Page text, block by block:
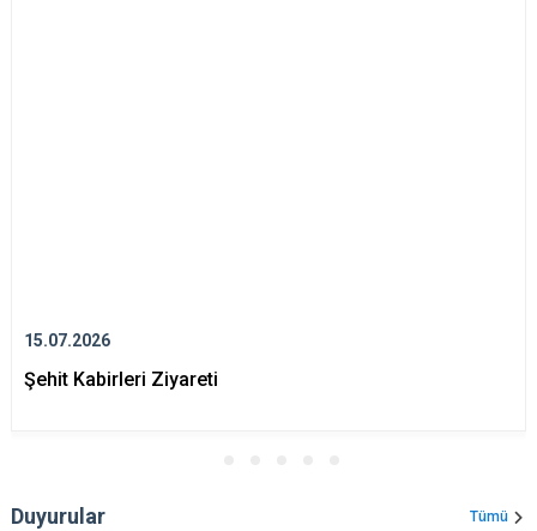
15.07.2026
Şehit Kabirleri Ziyareti
Duyurular Tümü